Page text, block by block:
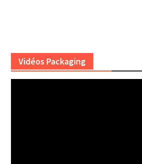
Vidéos Packaging